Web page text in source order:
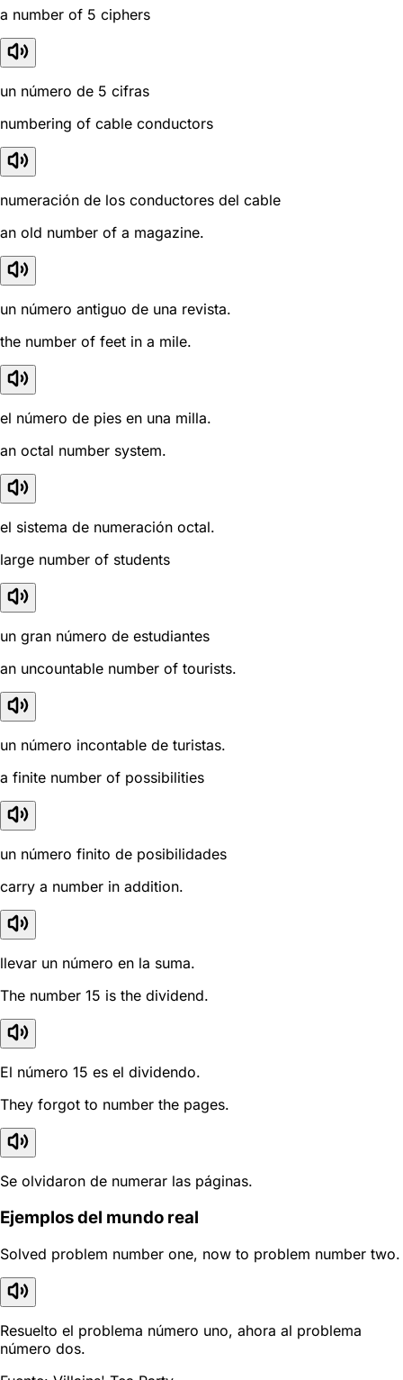
a number of 5 ciphers
un número de 5 cifras
numbering of cable conductors
numeración de los conductores del cable
an old number of a magazine.
un número antiguo de una revista.
the number of feet in a mile.
el número de pies en una milla.
an octal number system.
el sistema de numeración octal.
large number of students
un gran número de estudiantes
an uncountable number of tourists.
un número incontable de turistas.
a finite number of possibilities
un número finito de posibilidades
carry a number in addition.
llevar un número en la suma.
The number 15 is the dividend.
El número 15 es el dividendo.
They forgot to number the pages.
Se olvidaron de numerar las páginas.
Ejemplos del mundo real
Solved problem number one, now to problem number two.
Resuelto el problema número uno, ahora al problema
número dos.